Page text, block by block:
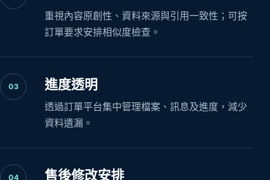
重視內容原創性、資料來源與引用一致性；可按
訂單要求安排相似度檢查。
03 進度透明
透過訂單平台集中管理檔案、訊息及進度，減少
資料遺漏。
04 售後修改安排